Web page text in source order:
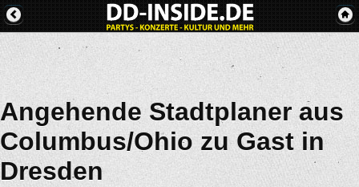
Angehende Stadtplaner aus
Columbus/Ohio zu Gast in
Dresden